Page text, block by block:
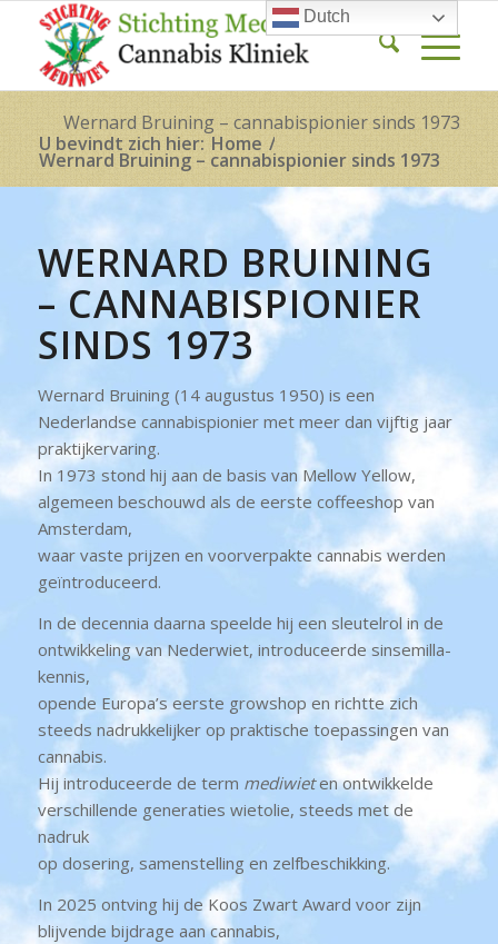
Wernard Bruining – cannabispionier sinds 1973
U bevindt zich hier: Home /
Wernard Bruining – cannabispionier sinds 1973
WERNARD BRUINING
– CANNABISPIONIER
SINDS 1973
Wernard Bruining (14 augustus 1950) is een
Nederlandse cannabispionier met meer dan vijftig jaar
praktijkervaring.
In 1973 stond hij aan de basis van Mellow Yellow,
algemeen beschouwd als de eerste coffeeshop van
Amsterdam,
waar vaste prijzen en voorverpakte cannabis werden
geïntroduceerd.
In de decennia daarna speelde hij een sleutelrol in de
ontwikkeling van Nederwiet, introduceerde sinsemilla-
kennis,
opende Europa’s eerste growshop en richtte zich
steeds nadrukkelijker op praktische toepassingen van
cannabis.
Hij introduceerde de term mediwieten ontwikkelde
verschillende generaties wietolie, steeds met de
nadruk
op dosering, samenstelling en zelfbeschikking.
In 2025 ontving hij de Koos Zwart Award voor zijn
blijvende bijdrage aan cannabis,
Dutch